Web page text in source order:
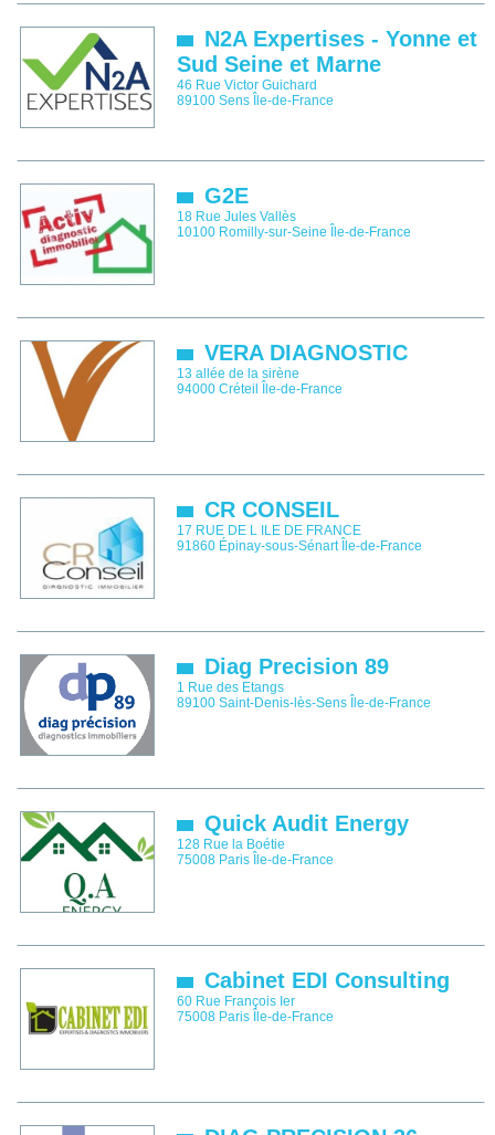
N2A Expertises - Yonne et
Sud Seine et Marne
46 Rue Victor Guichard
89100 Sens Île-de-France
G2E
18 Rue Jules Vallès
10100 Romilly-sur-Seine Île-de-France
VERA DIAGNOSTIC
13 allée de la sirène
94000 Créteil Île-de-France
CR CONSEIL
17 RUE DE L ILE DE FRANCE
91860 Épinay-sous-Sénart Île-de-France
Diag Precision 89
1 Rue des Etangs
89100 Saint-Denis-lès-Sens Île-de-France
Quick Audit Energy
128 Rue la Boétie
75008 Paris Île-de-France
Cabinet EDI Consulting
60 Rue François Ier
75008 Paris Île-de-France